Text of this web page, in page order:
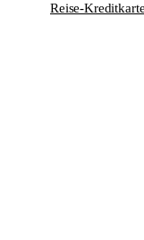
Reise-